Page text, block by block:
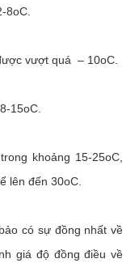
8oC.
vượt quá – 10oC.
15oC.
khoảng 15-25oC,
lên đến 30oC.
có sự đồng nhất về
giá độ đồng điều về